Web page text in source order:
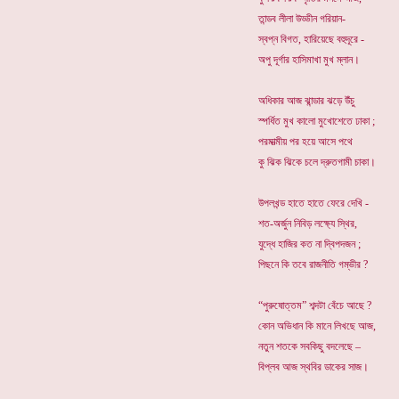
তান্ডব লীলা উড্ডীন গরিয়ান-
স্বপ্ন বিগত, হারিয়েছে বহুদূরে -
অপু দূর্গার হাসিমাখা মুখ ম্লান।
অধিকার আজ ঝান্ডার ঝড়ে উঁচু
স্পর্ধিত মুখ কালো মুখোশেতে ঢাকা ;
পরমাত্মীয় পর হয়ে আসে পথে
কু ঝিক ঝিকে চলে দ্রুতগামী চাকা।
উপলখন্ড হাতে হাতে ফেরে দেখি -
শত-অর্জুন নিবিড় লক্ষ্যে স্থির,
যুদ্ধে হাজির কত না দ্বিপদজন ;
পিছনে কি তবে রাজনীতি গম্ভীর ?
“পুরুষোত্তম” শব্দটা বেঁচে আছে ?
কোন অভিধান কি মানে লিখছে আজ,
নতুন শতকে সবকিছু বদলেছে –
বিপ্লব আজ স্থবির ডাকের সাজ।